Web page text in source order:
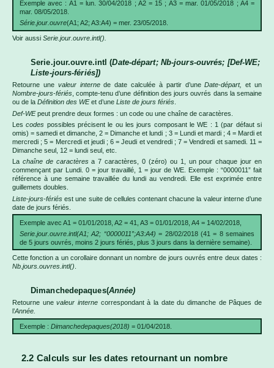
Exemple avec : A1 = lun. 30/04/2018 ; A2 = 15 ; A3 = mar. 01/05/2018 ; A4 =
mar. 08/05/2018.
Série.jour.ouvre(A1; A2; A3:A4) = mer. 23/05/2018.
Voir aussi Serie.jour.ouvre.intl().
Serie.jour.ouvre.intl (Date-départ; Nb-jours-ouvrés; [Def-WE;
Liste-jours-fériés])
Retourne une valeur internede date calculée à partir d’uneDate-départ,et un
Nombre-jours-fériés , compte-tenu d’une définition des jours ouvrés dans la semaine
ou de la Définition des WEet d’une Liste de jours fériés
Def-WEpeut prendre deux formes : un code ou une chaîne de caractères.
Lescodes possibles précisent le ou les jours composant le WE : 1 (par défaut si
omis) = samedi et dimanche, 2 = Dimanche et lundi ; 3 = Lundi et mardi ; 4 = Mardi et
mercredi ; 5 = Mercredi et jeudi ; 6 = Jeudi et vendredi ; 7 = Vendredi et samedi. 11 =
Dimanche seul, 12 = lundi seul, etc.
La chaîne de caractèresa 7 caractères, 0 (zéro) ou 1, un pour chaque jour en
commençant par Lundi. 0 = jour travaillé, 1 = jour de WE. Exemple : “0000011” fait
référence à une semaine travaillée du lundi au vendredi. Elle est exprimée entre
guillemets doubles.
Liste-jours-fériés est une suite de cellules contenant chacune la valeur interne d’une
date de jours fériés.
Exemple avec A1 = 01/01/2018, A2 = 41, A3 = 01/01/2018, A4 = 14/02/2018,
Serie.jour.ouvre.intl(A1; A2; “0000011”;A3:A4) = 28/02/2018 (41 = 8 semaines
de 5 jours ouvrés, moins 2 jours fériés, plus 3 jours dans la dernière semaine).
Cette fonction a un corollaire donnant un nombre de jours ouvrés entre deux dates :
Nb.jours.ouvres.intl()
Dimanchedepaques(Année)
Retourne unevaleur interne correspondant à la date du dimanche de Pâques de
l’Année.
Exemple : Dimanchedepaques(2018) = 01/04/2018.
2.2 Calculs sur les dates retournant un nombre